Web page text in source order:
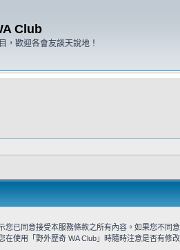
Club
，歡迎各會友談天說地！
已同意接受本服務條款之所有內容。如果您不同
使用「野外歷奇 WA Club」時隨時注意是否有修